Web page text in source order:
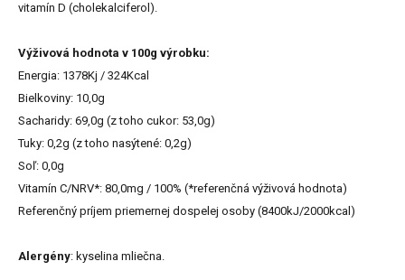
vitamín D (cholekalciferol).
Výživová hodnota v 100g výrobku:
Energia: 1378Kj / 324Kcal
Bielkoviny: 10,0g
Sacharidy: 69,0g (z toho cukor: 53,0g)
Tuky: 0,2g (z toho nasýtené: 0,2g)
Soľ: 0,0g
Vitamín C/NRV*: 80,0mg / 100% (*referenčná výživová hodnota)
Referenčný príjem priemernej dospelej osoby (8400kJ/2000kcal)
Alergény: kyselina mliečna.